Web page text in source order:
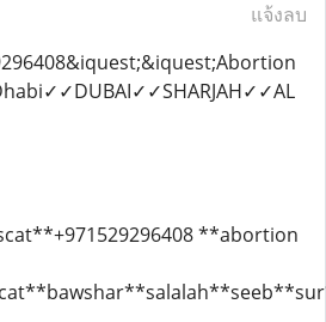
แจ้งลบ
**abortion